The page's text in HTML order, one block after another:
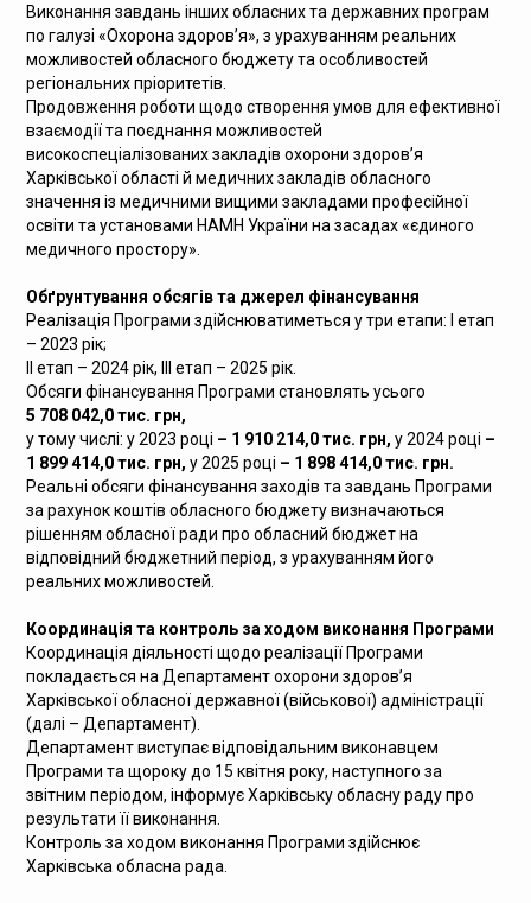
Виконання завдань інших обласних та державних програм
по галузі «Охорона здоров’я», з урахуванням реальних
можливостей обласного бюджету та особливостей
регіональних пріоритетів.
Продовження роботи щодо створення умов для ефективної
взаємодії та поєднання можливостей
високоспеціалізованих закладів охорони здоров’я
Харківської області й медичних закладів обласного
значення із медичними вищими закладами професійної
освіти та установами НАМН України на засадах «єдиного
медичного простору».
Обґрунтування обсягів та джерел фінансування
Реалізація Програми здійснюватиметься у три етапи: І етап
– 2023 рік;
ІІ етап – 2024 рік, ІІІ етап – 2025 рік.
Обсяги фінансування Програми становлять усього
5 708 042,0 тис. грн,
у тому числі: у 2023 році – 1 910 214,0 тис. грн,у 2024 році –
1 899 414,0 тис. грн,у 2025 році – 1 898 414,0 тис. грн.
Реальні обсяги фінансування заходів та завдань Програми
за рахунок коштів обласного бюджету визначаються
рішенням обласної ради про обласний бюджет на
відповідний бюджетний період, з урахуванням його
реальних можливостей.
Координація та контроль за ходом виконання Програми
Координація діяльності щодо реалізації Програми
покладається на Департамент охорони здоров’я
Харківської обласної державної (військової) адміністрації
(далі – Департамент).
Департамент виступає відповідальним виконавцем
Програми та щороку до 15 квітня року, наступного за
звітним періодом, інформує Харківську обласну раду про
результати її виконання.
Контроль за ходом виконання Програми здійснює
Харківська обласна рада.